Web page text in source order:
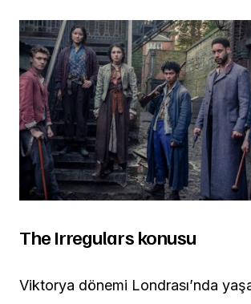
The Irregulars konusu
Viktorya dönemi Londrası’nda